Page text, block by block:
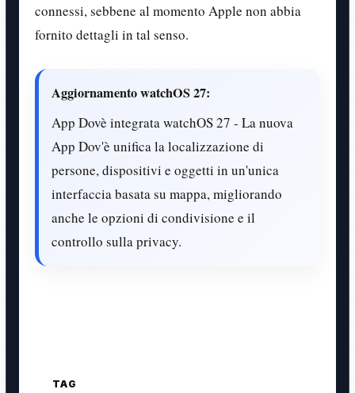
connessi, sebbene al momento Apple non abbia
fornito dettagli in tal senso.
Aggiornamento watchOS 27:
App Dovè integrata watchOS 27 - La nuova
App Dov'è unifica la localizzazione di
persone, dispositivi e oggetti in un'unica
interfaccia basata su mappa, migliorando
anche le opzioni di condivisione e il
controllo sulla privacy.
TAG